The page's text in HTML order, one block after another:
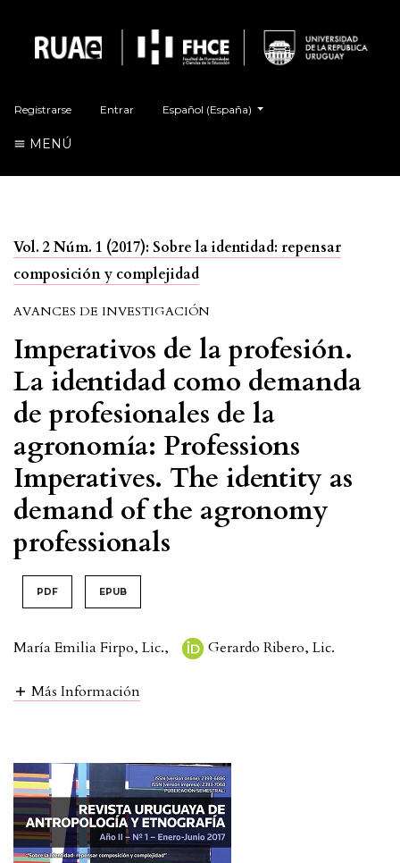
Registrarse Entrar Cambiar el idioma. El actual es:
Español (España)
MENÚ
Vol. 2 Núm. 1 (2017): Sobre la identidad: repensar
composición y complejidad
AVANCES DE INVESTIGACIÓN
Imperativos de la profesión.
La identidad como demanda
de profesionales de la
agronomía: Professions
Imperatives. The identity as
demand of the agronomy
professionals
PDF EPUB
María Emilia Firpo, Lic., Gerardo Ribero, Lic.
Más Información